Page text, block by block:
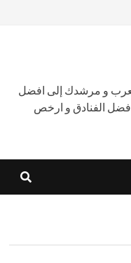
و مرشدك إلى افضل
الفنادق و ارخص